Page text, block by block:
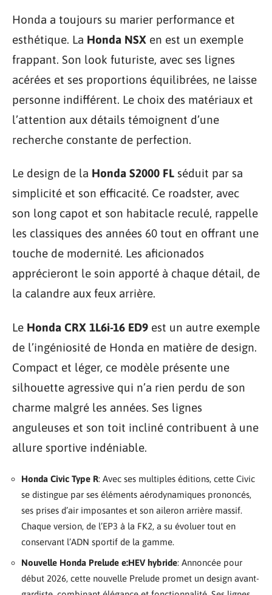
Honda a toujours su marier performance et
esthétique. La Honda NSX en est un exemple
frappant. Son look futuriste, avec ses lignes
acérées et ses proportions équilibrées, ne laisse
personne indifférent. Le choix des matériaux et
l’attention aux détails témoignent d’une
recherche constante de perfection.
Le design de la Honda S2000 FL séduit par sa
simplicité et son efficacité. Ce roadster, avec
son long capot et son habitacle reculé, rappelle
les classiques des années 60 tout en offrant une
touche de modernité. Les aficionados
apprécieront le soin apporté à chaque détail, de
la calandre aux feux arrière.
Le Honda CRX 1L6i-16 ED9 est un autre exemple
de l’ingéniosité de Honda en matière de design.
Compact et léger, ce modèle présente une
silhouette agressive qui n’a rien perdu de son
charme malgré les années. Ses lignes
anguleuses et son toit incliné contribuent à une
allure sportive indéniable.
Honda Civic Type R: Avec ses multiples éditions, cette Civic
se distingue par ses éléments aérodynamiques prononcés,
ses prises d’air imposantes et son aileron arrière massif.
Chaque version, de l’EP3 à la FK2, a su évoluer tout en
conservant l’ADN sportif de la gamme.
Nouvelle Honda Prelude e:HEV hybride: Annoncée pour
début 2026, cette nouvelle Prelude promet un design avant-